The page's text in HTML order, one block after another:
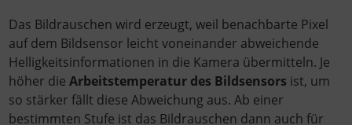
Das Bildrauschen wird erzeugt, weil benachbarte Pixel
auf dem Bildsensor leicht voneinander abweichende
Helligkeitsinformationen in die Kamera übermitteln. Je
höher dieArbeitstemperatur des Bildsensors ist, um
so stärker fällt diese Abweichung aus. Ab einer
bestimmten Stufe ist das Bildrauschen dann auch für